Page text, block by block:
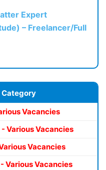
Expert
– Freelancer/Full
Category
Vacancies
- Various Vacancies
Vacancies
- Various Vacancies